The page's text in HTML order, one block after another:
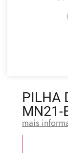
PILHA
MN21-
mais